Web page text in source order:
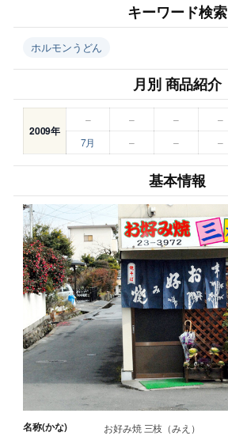
キーワード検索
ホルモンうどん
月別 商品紹介
2009年
– – – –
7月
– – –
基本情報
名称(かな) お好み焼 三枝（みえ）